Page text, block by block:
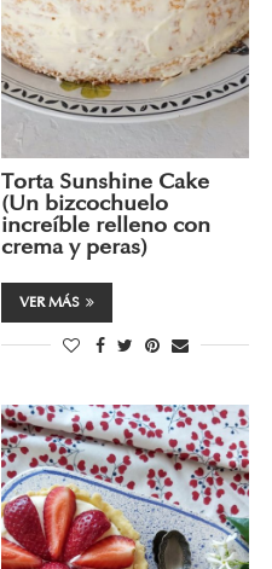
Torta Sunshine Cake
(Un bizcochuelo
increíble relleno con
crema y peras)
VER MÁS